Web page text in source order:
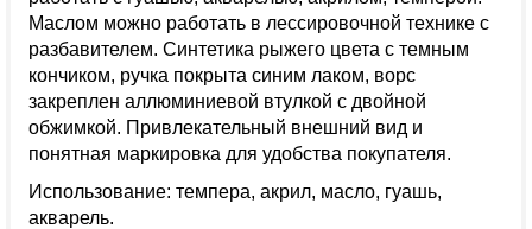
Маслом можно работать в лессировочной технике с
разбавителем. Синтетика рыжего цвета с темным
кончиком, ручка покрыта синим лаком, ворс
закреплен аллюминиевой втулкой с двойной
обжимкой. Привлекательный внешний вид и
понятная маркировка для удобства покупателя.
Использование: темпера, акрил, масло, гуашь,
акварель.